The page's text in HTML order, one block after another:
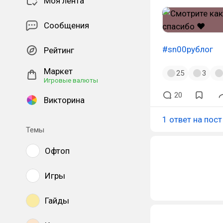
Сообщения
Рейтинг
Маркет
Игровые валюты
Викторина
Темы
Офтоп
Игры
Гайды
#sn00pyблог
25 3
20
1 ответ на пост